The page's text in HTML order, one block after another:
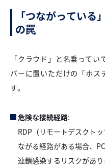
「つながっている
の罠
「クラウド」と名乗って
バーに置いただけの「ホス
す。
危険な接続経路:
RDP（リモートデスクト
ながる経路がある場合、
連鎖感染するリスクがあり